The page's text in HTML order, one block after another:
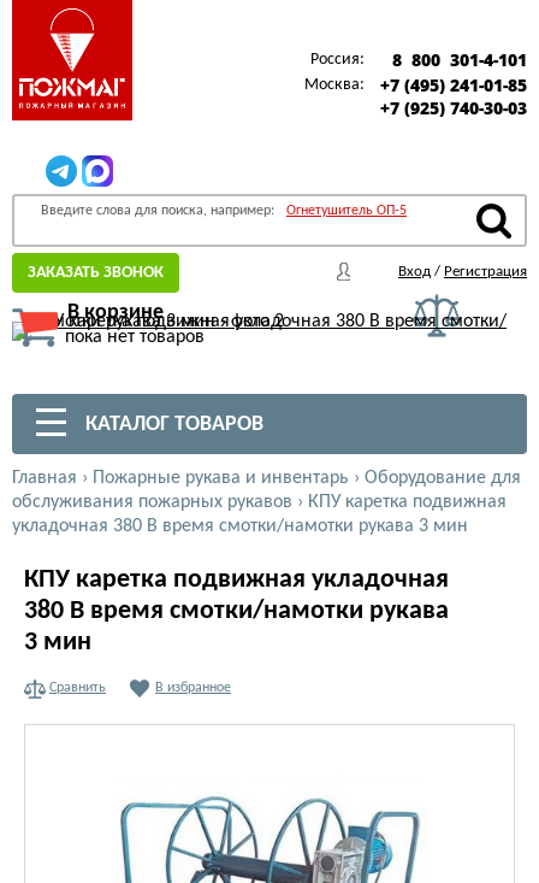
Россия: 8 800 301-4-101
Москва:
+7 (495) 241-01-85
+7 (925) 740-30-03
Введите слова для поиска, например: Огнетушитель ОП-5
ЗАКАЗАТЬ ЗВОНОК Вход / Регистрация
В корзине
пока нет товаров
КАТАЛОГ ТОВАРОВ
Главная › Пожарные рукава и инвентарь › Оборудование для
обслуживания пожарных рукавов › КПУ каретка подвижная
укладочная 380 В время смотки/намотки рукава 3 мин
КПУ каретка подвижная укладочная
380 В время смотки/намотки рукава
3 мин
Сравнить В избранное